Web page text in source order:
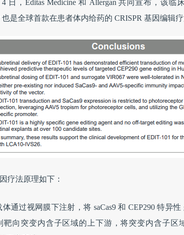
4 日，Editas Medicine 和 Allergan 共同宣布，该临
也是全球首款在患者体内给药的 CRISPR 基因编辑疗
疗法原理如下：
通过视网膜下注射，将 saCas9 和 CEP290 特异
靶向突变内含子区域的上下游，将突变内含子区